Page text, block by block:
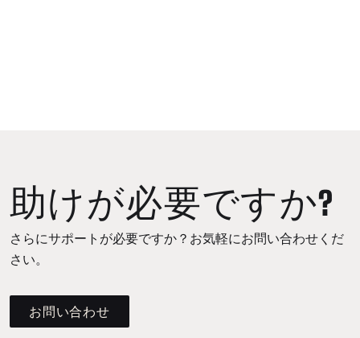
助けが必要ですか?
さらにサポートが必要ですか？お気軽にお問い合わせくだ
さい。
お問い合わせ